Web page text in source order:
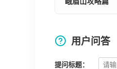
用户问答
提问标题：